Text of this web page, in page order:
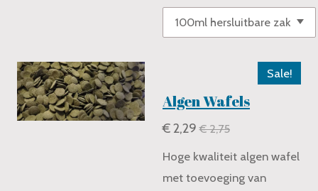
Sale!
Algen Wafels
€ 2,29 € 2,75
Hoge kwaliteit algen wafel
met toevoeging van